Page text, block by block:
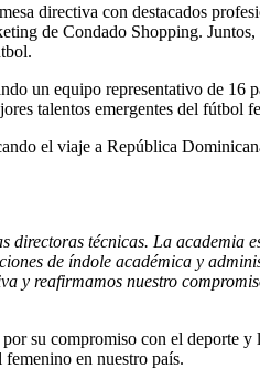
directiva con destacados
de Condado Shopping.
un equipo representativo de 16
talentos emergentes del fútbol
el viaje a República
técnicas. La academia
de índole académica y
y reafirmamos nuestro
su compromiso con el deporte y
en nuestro país.